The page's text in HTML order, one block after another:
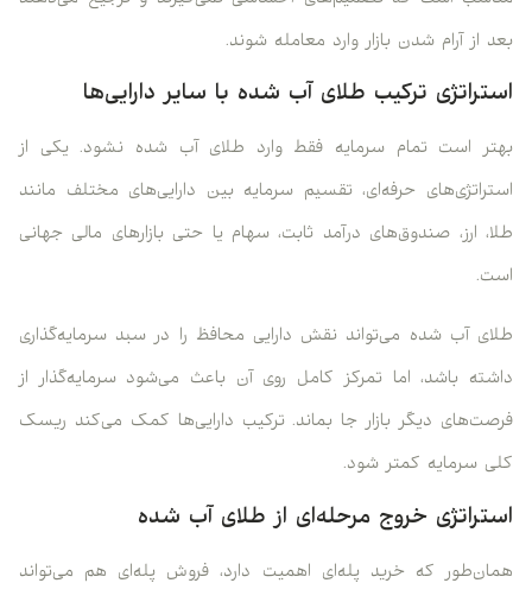
بعد از آرام شدن بازار وارد معامله شوند.
استراتژی ترکیب طلای آب شده با سایر دارایی‌ها
بهتر است تمام سرمایه فقط وارد طلای آب شده نشود. یکی از
استراتژی‌های حرفه‌ای، تقسیم سرمایه بین دارایی‌های مختلف مانند
طلا، ارز، صندوق‌های درآمد ثابت، سهام یا حتی بازارهای مالی جهانی
است.
طلای آب شده می‌تواند نقش دارایی محافظ را در سبد سرمایه‌گذاری
داشته باشد، اما تمرکز کامل روی آن باعث می‌شود سرمایه‌گذار از
فرصت‌های دیگر بازار جا بماند. ترکیب دارایی‌ها کمک می‌کند ریسک
کلی سرمایه کمتر شود.
استراتژی خروج مرحله‌ای از طلای آب شده
همان‌طور که خرید پله‌ای اهمیت دارد، فروش پله‌ای هم می‌تواند